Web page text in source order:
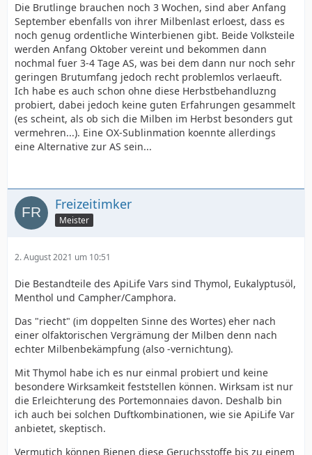
Die Brutlinge brauchen noch 3 Wochen, sind aber Anfang
September ebenfalls von ihrer Milbenlast erloest, dass es
noch genug ordentliche Winterbienen gibt. Beide Volksteile
werden Anfang Oktober vereint und bekommen dann
nochmal fuer 3-4 Tage AS, was bei dem dann nur noch sehr
geringen Brutumfang jedoch recht problemlos verlaeuft.
Ich habe es auch schon ohne diese Herbstbehandluzng
probiert, dabei jedoch keine guten Erfahrungen gesammelt
(es scheint, als ob sich die Milben im Herbst besonders gut
vermehren...). Eine OX-Sublinmation koennte allerdings
eine Alternative zur AS sein...
Freizeitimker
Meister
2. August 2021 um 10:51
Die Bestandteile des ApiLife Vars sind Thymol, Eukalyptusöl,
Menthol und Campher/Camphora.
Das "riecht" (im doppelten Sinne des Wortes) eher nach
einer olfaktorischen Vergrämung der Milben denn nach
echter Milbenbekämpfung (also -vernichtung).
Mit Thymol habe ich es nur einmal probiert und keine
besondere Wirksamkeit feststellen können. Wirksam ist nur
die Erleichterung des Portemonnaies davon. Deshalb bin
ich auch bei solchen Duftkombinationen, wie sie ApiLife Var
anbietet, skeptisch.
Vermutich können Bienen diese Geruchsstoffe bis zu einem